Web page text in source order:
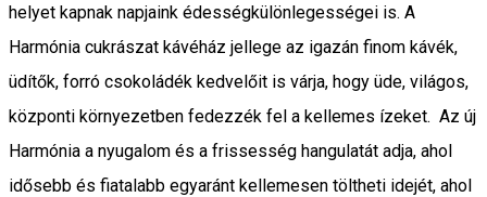
helyet kapnak napjaink édességkülönlegességei is. A
Harmónia cukrászat kávéház jellege az igazán finom kávék,
üdítők, forró csokoládék kedvelőit is várja, hogy üde, világos,
központi környezetben fedezzék fel a kellemes ízeket. Az új
Harmónia a nyugalom és a frissesség hangulatát adja, ahol
idősebb és fiatalabb egyaránt kellemesen töltheti idejét, ahol